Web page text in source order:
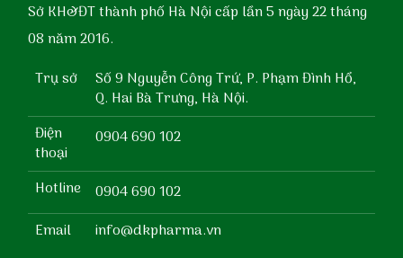
Sở KH&ĐT thành phố Hà Nội cấp lần 5 ngày 22 tháng
08 năm 2016.
Trụ sở
Số 9 Nguyễn Công Trứ, P. Phạm Đình Hổ,
Q. Hai Bà Trưng, Hà Nội.
Điện
thoại
0904 690 102
Hotline
0904 690 102
Email
info@dkpharma.vn